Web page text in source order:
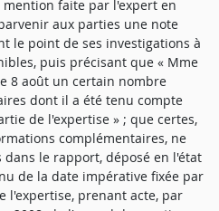
faite par l'expert en
aux parties une note
le point de ses investigations à
puis précisant que « Mme
8 août un certain nombre
dont il a été tenu compte
de l'expertise » ; que certes,
complémentaires, ne
le rapport, déposé en l'état
de la date impérative fixée par
l'expertise, prenant acte, par